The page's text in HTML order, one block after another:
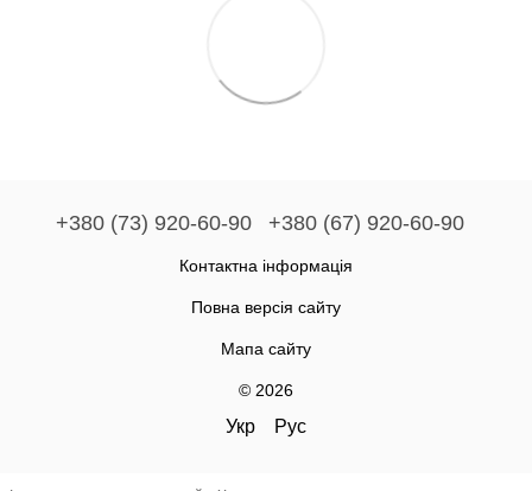
+380 (73) 920-60-90 +380 (67) 920-60-90
Контактна інформація
Повна версія сайту
Мапа сайту
© 2026
Укр Рус